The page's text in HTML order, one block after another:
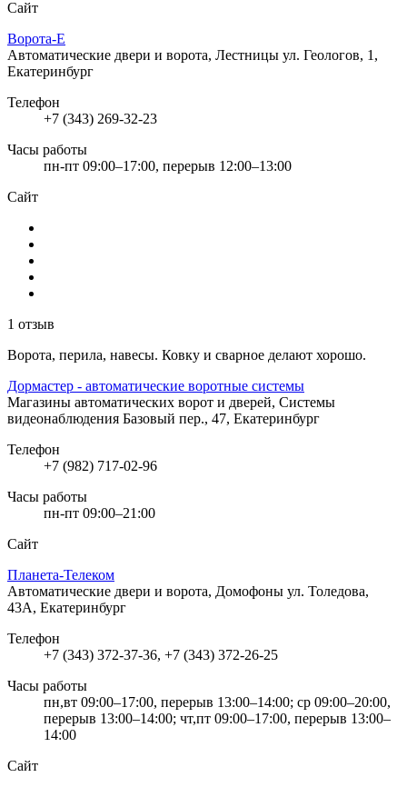
Сайт
Ворота-Е
Автоматические двери и ворота, Лестницы ул. Геологов, 1,
Екатеринбург
Телефон
+7 (343) 269-32-23
Часы работы
пн-пт 09:00–17:00, перерыв 12:00–13:00
Сайт
1 отзыв
Ворота, перила, навесы. Ковку и сварное делают хорошо.
Дормастер - автоматические воротные системы
Магазины автоматических ворот и дверей, Системы
видеонаблюдения Базовый пер., 47, Екатеринбург
Телефон
+7 (982) 717-02-96
Часы работы
пн-пт 09:00–21:00
Сайт
Планета-Телеком
Автоматические двери и ворота, Домофоны ул. Толедова,
43А, Екатеринбург
Телефон
+7 (343) 372-37-36, +7 (343) 372-26-25
Часы работы
пн,вт 09:00–17:00, перерыв 13:00–14:00; ср 09:00–20:00,
перерыв 13:00–14:00; чт,пт 09:00–17:00, перерыв 13:00–
14:00
Сайт